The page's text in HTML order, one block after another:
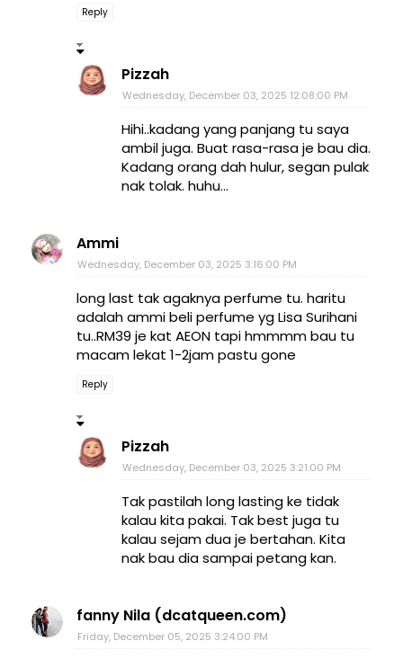
Reply
Pizzah
Wednesday, December 03, 2025 12:08:00 PM
Hihi..kadang yang panjang tu saya
ambil juga. Buat rasa-rasa je bau dia.
Kadang orang dah hulur, segan pulak
nak tolak. huhu...
Ammi
Wednesday, December 03, 2025 3:16:00 PM
long last tak agaknya perfume tu. haritu
adalah ammi beli perfume yg Lisa Surihani
tu..RM39 je kat AEON tapi hmmmm bau tu
macam lekat 1-2jam pastu gone
Reply
Pizzah
Wednesday, December 03, 2025 3:21:00 PM
Tak pastilah long lasting ke tidak
kalau kita pakai. Tak best juga tu
kalau sejam dua je bertahan. Kita
nak bau dia sampai petang kan.
fanny Nila (dcatqueen.com)
Friday, December 05, 2025 3:24:00 PM